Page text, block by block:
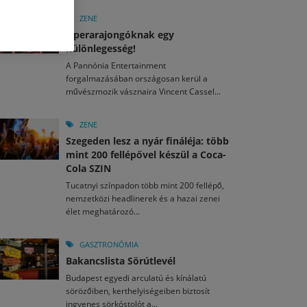
mozikban a Momo
nézők 10 kedvenc filmje 2026 első félévében
ezer látogató, 40 helyszín, 4300 program –
így festett az idei Művészetek Völgye
el a gyereket!
egy mese: 30 napos mesekihívást indít a Libri
2026. MÁJ. 11.
László kapta az Artisjus Irodalmi Nagydíjat
ZENE
Operarajongóknak egy
különlegesség!
A Pannónia Entertainment
forgalmazásában országosan kerül a
művészmozik vásznaira Vincent Cassel...
ZENE
Szegeden lesz a nyár fináléja: több
mint 200 fellépővel készül a Coca-
Cola SZIN
Tucatnyi színpadon több mint 200 fellépő,
nemzetközi headlinerek és a hazai zenei
élet meghatározó...
GASZTRONÓMIA
Bakancslista Sörútlevél
Budapest egyedi arculatú és kínálatú
sörözőiben, kerthelyiségeiben biztosít
ingyenes sörkóstolót a...